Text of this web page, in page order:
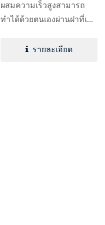
ผสมความเร็วสูงสามารถ
ทำได้ด้วยตนเองผ่านฝาที่เปิด
รายละเอียด